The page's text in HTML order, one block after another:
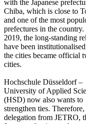
with the Japanese
Chiba, which is close to
and one of the most
prefectures in the country.
2019, the long-standing
have been
the cities became official
cities.
Hochschule Düsseldorf –
University of Applied
(HSD) now also wants to
strengthen ties. Therefore,
delegation from JETRO,